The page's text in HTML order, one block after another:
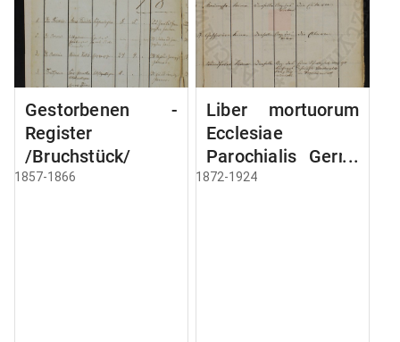
Gestorbenen -
Register
/Bruchstück/
1857-1866
Liber mortuorum
Ecclesiae
Parochialis Germ.
Brzozensis
1872-1924